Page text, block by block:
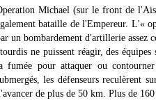
Michael (sur le front de
bataille de l'Empereur. L'«
un bombardement d'artillerie assez
ne puissent réagir, des
fumée pour attaquer ou
les défenseurs reculèrent
de plus de 50 km. Plus de